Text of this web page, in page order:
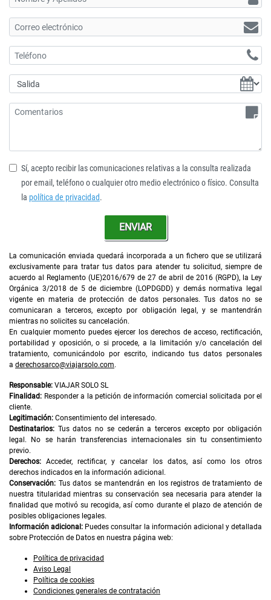
Sí, acepto recibir las comunicaciones relativas a la consulta realizada
por email, teléfono o cualquier otro medio electrónico o físico. Consulta
la política de privacidad.
ENVIAR
La comunicación enviada quedará incorporada a un fichero que se utilizará
exclusivamente para tratar tus datos para atender tu solicitud, siempre de
acuerdo al Reglamento (UE)2016/679 de 27 de abril de 2016 (RGPD), la Ley
Orgánica 3/2018 de 5 de diciembre (LOPDGDD) y demás normativa legal
vigente en materia de protección de datos personales. Tus datos no se
comunicaran a terceros, excepto por obligación legal, y se mantendrán
mientras no solicites su cancelación.
En cualquier momento puedes ejercer los derechos de acceso, rectificación,
portabilidad y oposición, o si procede, a la limitación y/o cancelación del
tratamiento, comunicándolo por escrito, indicando tus datos personales
a derechosarco@viajarsolo.com.
Responsable: VIAJAR SOLO SL
Finalidad: Responder a la petición de información comercial solicitada por el
cliente.
Legitimación: Consentimiento del interesado.
Destinatarios: Tus datos no se cederán a terceros excepto por obligación
legal. No se harán transferencias internacionales sin tu consentimiento
previo.
Derechos: Acceder, rectificar, y cancelar los datos, así como los otros
derechos indicados en la información adicional.
Conservación: Tus datos se mantendrán en los registros de tratamiento de
nuestra titularidad mientras su conservación sea necesaria para atender la
finalidad que motivó su recogida, así como durante el plazo de atención de
posibles obligaciones legales.
Información adicional: Puedes consultar la información adicional y detallada
sobre Protección de Datos en nuestra página web:
Política de privacidad
Aviso Legal
Política de cookies
Condiciones generales de contratación